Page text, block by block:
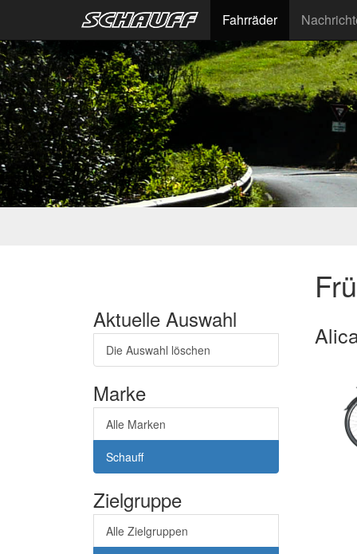
Fahrräder
Aktuelle Auswahl
Die Auswahl löschen
Marke
Alle Marken
Schauff
Zielgruppe
Alle Zielgruppen